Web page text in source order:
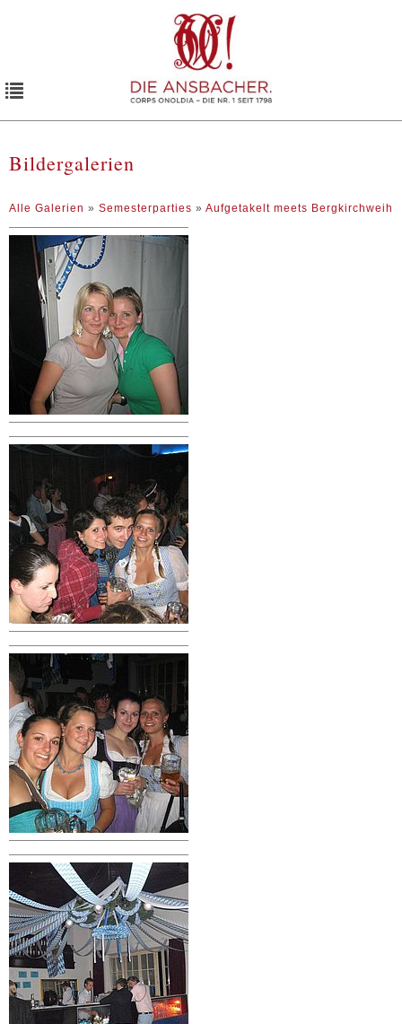
Toggle
Bildergalerien
Alle Galerien » Semesterparties » Aufgetakelt meets Bergkirchweih